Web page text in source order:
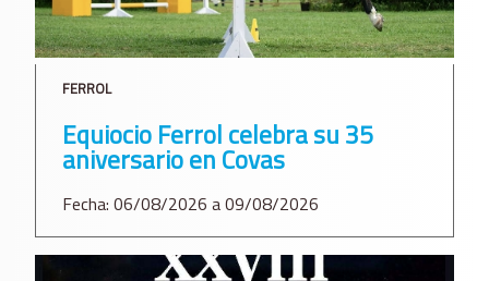
FERROL
Equiocio Ferrol celebra su 35
aniversario en Covas
Fecha: 06/08/2026 a 09/08/2026